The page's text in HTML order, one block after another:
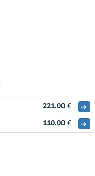
221.00 €
➔
110.00 € ➔